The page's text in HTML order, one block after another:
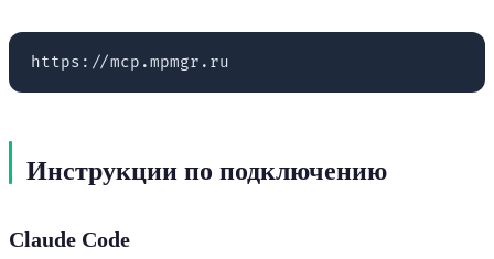
Инструкции по подключению
Claude Code